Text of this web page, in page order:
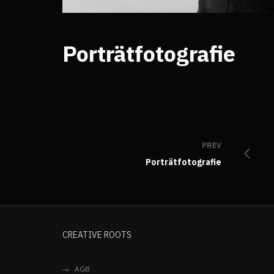
Porträtfotografie
PREV
Porträtfotografie
CREATIVE ROOTS
AGB